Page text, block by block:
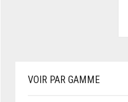
VOIR PAR GAMME